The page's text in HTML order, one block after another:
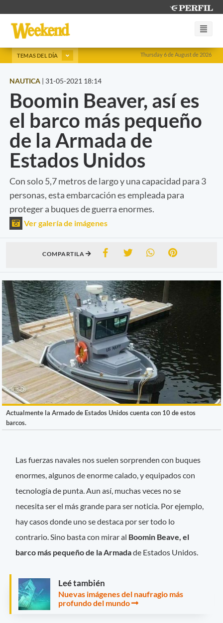
Thursday 6 de August de 2026
TEMAS DEL DÍA
NAUTICA | 31-05-2021 18:14
Boomin Beaver, así es
el barco más pequeño
de la Armada de
Estados Unidos
Con solo 5,7 metros de largo y una capacidad para 3
personas, esta embarcación es empleada para
proteger a buques de guerra enormes.
Ver galería de imágenes
COMPARTILA
Actualmente la Armado de Estados Unidos cuenta con 10 de estos
barcos.
Las fuerzas navales nos suelen sorprenden con buques
enormes, algunos de enorme calado, y equipados con
tecnología de punta. Aun así, muchas veces no se
necesita ser el más grande para ser noticia. Por ejemplo,
hay casos donde uno se destaca por ser todo lo
contrario. Sino basta con mirar al Boomin Beave, el
barco más pequeño de la Armadade Estados Unidos.
Leé también
Nuevas imágenes del naufragio más
profundo del mundo